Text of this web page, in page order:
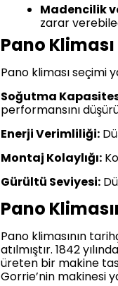
Madencilik
zarar
Pano
Pano kliması seçimi
Soğutma
performansını
Enerji Verimliliği:
Montaj Kolaylığı:
Gürültü Seviyesi:
Pano
Pano klimasının
atılmıştır. 1842
üreten bir makine
Gorrie’nin makinesi